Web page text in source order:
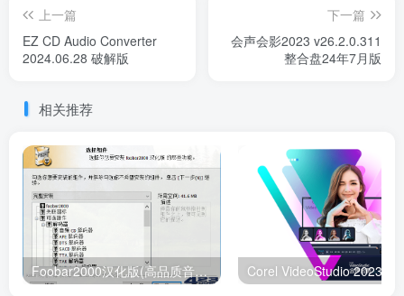
上一篇
EZ CD Audio Converter
2024.06.28 破解版
下一篇
会声会影2023 v26.2.0.311
整合盘24年7月版
相关推荐
Foobar2000汉化版(高品质音频播放器)2.24.1